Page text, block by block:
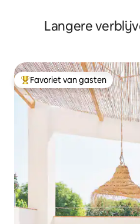
Langere
Topfavoriet van gasten
Favoriet van gasten